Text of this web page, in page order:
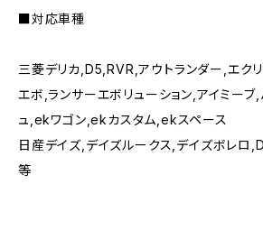
■対応車種
三菱デリカ,D5,RVR,アウトランダー,エク
エボ,ランサーエボリューション,アイミーブ
ュ,ekワゴン,ekカスタム,ekスペース
日産デイズ,デイズルークス,デイズボレロ
等